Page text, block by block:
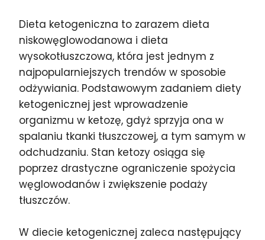
Dieta ketogeniczna to zarazem dieta
niskowęglowodanowa i dieta
wysokotłuszczowa, która jest jednym z
najpopularniejszych trendów w sposobie
odżywiania. Podstawowym zadaniem diety
ketogenicznej jest wprowadzenie
organizmu w ketozę, gdyż sprzyja ona w
spalaniu tkanki tłuszczowej, a tym samym w
odchudzaniu. Stan ketozy osiąga się
poprzez drastyczne ograniczenie spożycia
węglowodanów i zwiększenie podaży
tłuszczów.
W diecie ketogenicznej zaleca następujący